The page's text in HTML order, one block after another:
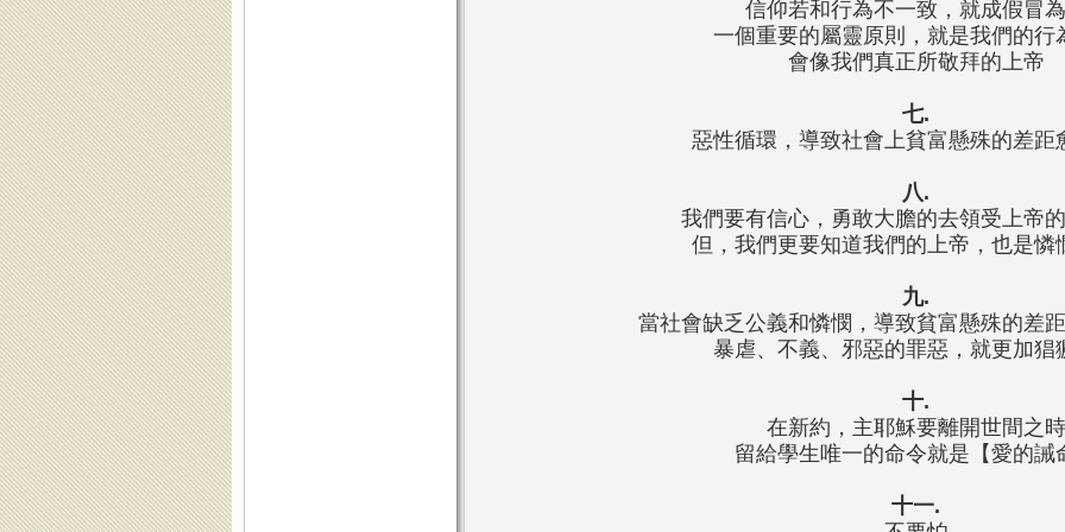
信仰若和行為不一致，就成假冒
一個重要的屬靈原則，就是我們的行
會像我們真正所敬拜的上帝
七.
惡性循環，導致社會上貧富懸殊的差距
八.
我們要有信心，勇敢大膽的去領受上帝
但，我們更要知道我們的上帝，也是憐
九.
當社會缺乏公義和憐憫，導致貧富懸殊的差
暴虐、不義、邪惡的罪惡，就更加猖
十.
在新約，主耶穌要離開世間之時
留給學生唯一的命令就是【愛的誡
十一.